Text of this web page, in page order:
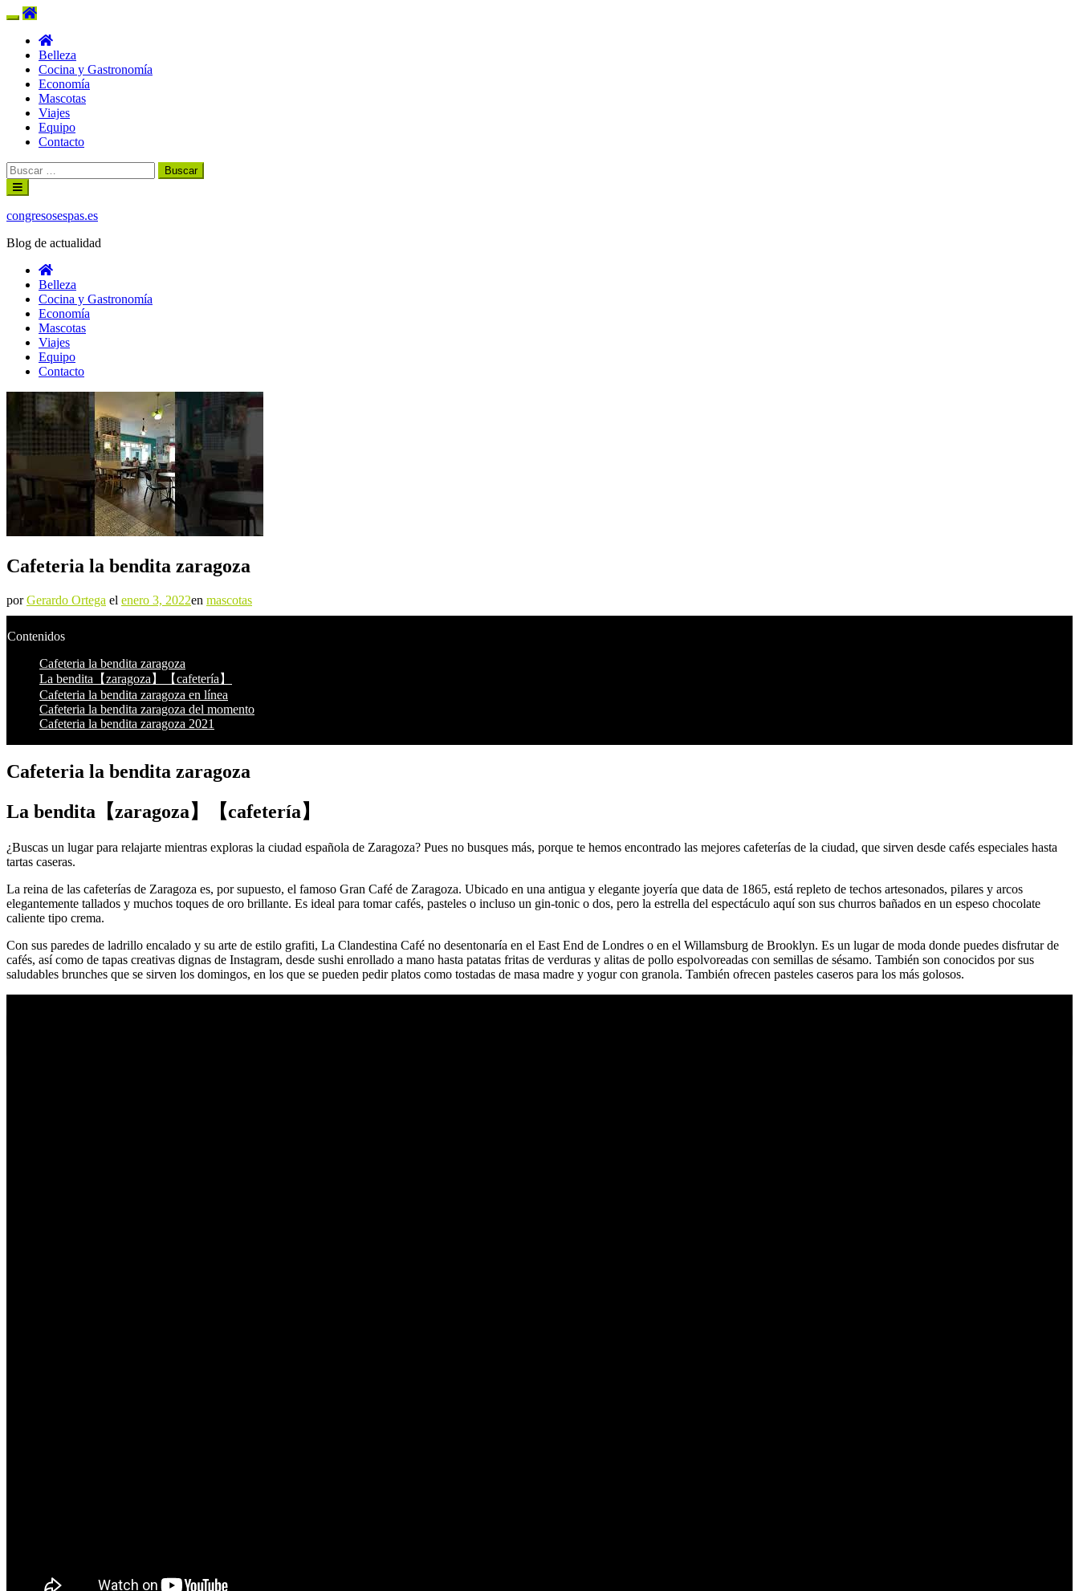
Belleza
Cocina y Gastronomía
Economía
Mascotas
Viajes
Equipo
Contacto
Buscar:
Ir
al
contenido
congresosespas.es
Blog de actualidad
Belleza
Cocina y Gastronomía
Economía
Mascotas
Viajes
Equipo
Contacto
Cafeteria la bendita zaragoza
porGerardo Ortega el enero 3, 2022en mascotas
Contenidos
Cafeteria la bendita zaragoza
La bendita【zaragoza】【cafetería】
Cafeteria la bendita zaragoza en línea
Cafeteria la bendita zaragoza del momento
Cafeteria la bendita zaragoza 2021
Cafeteria la bendita zaragoza
La bendita【zaragoza】【cafetería】
¿Buscas un lugar para relajarte mientras exploras la ciudad española de Zaragoza? Pues no busques más, porque te hemos encontrado las mejores cafeterías de la ciudad, que sirven desde cafés especiales hasta
tartas caseras.
La reina de las cafeterías de Zaragoza es, por supuesto, el famoso Gran Café de Zaragoza. Ubicado en una antigua y elegante joyería que data de 1865, está repleto de techos artesonados, pilares y arcos
elegantemente tallados y muchos toques de oro brillante. Es ideal para tomar cafés, pasteles o incluso un gin-tonic o dos, pero la estrella del espectáculo aquí son sus churros bañados en un espeso chocolate
caliente tipo crema.
Con sus paredes de ladrillo encalado y su arte de estilo grafiti, La Clandestina Café no desentonaría en el East End de Londres o en el Willamsburg de Brooklyn. Es un lugar de moda donde puedes disfrutar de
cafés, así como de tapas creativas dignas de Instagram, desde sushi enrollado a mano hasta patatas fritas de verduras y alitas de pollo espolvoreadas con semillas de sésamo. También son conocidos por sus
saludables brunches que se sirven los domingos, en los que se pueden pedir platos como tostadas de masa madre y yogur con granola. También ofrecen pasteles caseros para los más golosos.